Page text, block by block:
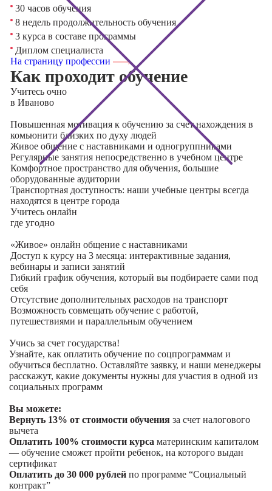
30 часов обучения
8 недель продолжительность обучения
3 курса в составе программы
Диплом специалиста
На страницу профессии
Как проходит обучение
Учитесь очно
в Иваново
Повышенная мотивация к обучению за счет нахождения в
комьюнити близких по духу людей
Живое общение с наставниками и одногруппниками
Регулярные занятия непосредственно в учебном центре
Комфортное пространство для обучения, большие
оборудованные аудитории
Транспортная доступность: наши учебные центры всегда
находятся в центре города
Учитесь онлайн
где угодно
«Живое» онлайн общение с наставниками
Доступ к курсу на 3 месяца: интерактивные задания,
вебинары и записи занятий
Гибкий график обучения, который вы подбираете сами под
себя
Отсутствие дополнительных расходов на транспорт
Возможность совмещать обучение с работой,
путешествиями и параллельным обучением
Учись за счет государства!
Узнайте, как оплатить обучение по соцпрограммам и
обучиться бесплатно. Оставляйте заявку, и наши менеджеры
расскажут, какие документы нужны для участия в одной из
социальных программ
Вы можете:
Вернуть 13% от стоимости обучения за счет налогового
вычета
Оплатить 100% стоимости курса материнским капиталом
— обучение сможет пройти ребенок, на которого выдан
сертификат
Оплатить до 30 000 рублей по программе “Социальный
контракт”